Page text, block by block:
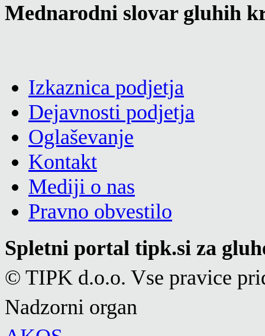
Mednarodni slovar gluhih
Izkaznica podjetja
Dejavnosti podjetja
Oglaševanje
Kontakt
Mediji o nas
Pravno obvestilo
Spletni portal tipk.si za
© TIPK d.o.o. Vse pravice
Nadzorni organ